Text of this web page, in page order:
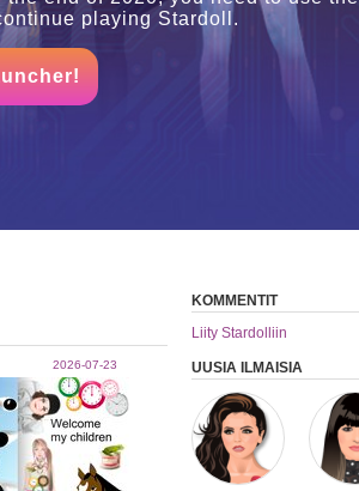
playing Stardoll.
2026-07-23
KOMMENTIT
Liity Stardolliin
UUSIA ILMAISIA